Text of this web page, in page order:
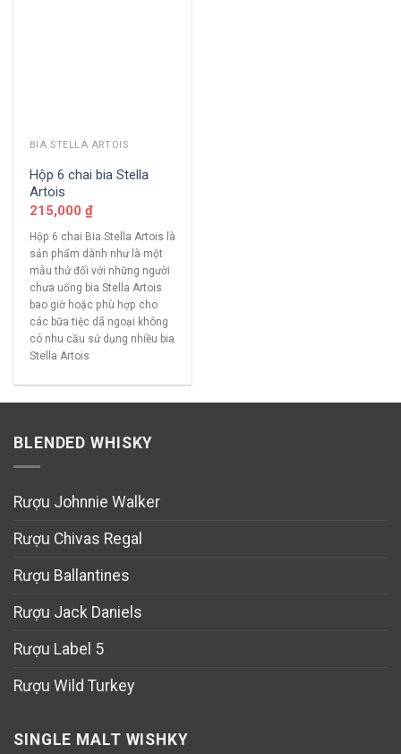
BIA STELLA ARTOIS
Hộp 6 chai bia Stella
Artois
215,000 ₫
Hộp 6 chai Bia Stella Artois là
sản phẩm dành như là một
mẫu thử đối với những người
chưa uống bia Stella Artois
bao giờ hoặc phù hợp cho
các bữa tiệc dã ngoại không
có nhu cầu sử dụng nhiều bia
Stella Artois
BLENDED WHISKY
Rượu Johnnie Walker
Rượu Chivas Regal
Rượu Ballantines
Rượu Jack Daniels
Rượu Label 5
Rượu Wild Turkey
SINGLE MALT WISHKY